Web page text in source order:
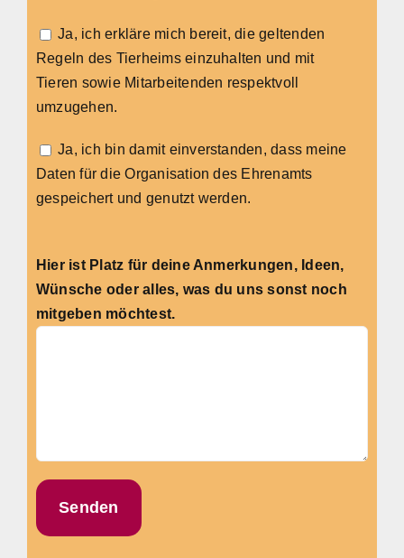
Ja, ich erkläre mich bereit, die geltenden
Regeln des Tierheims einzuhalten und mit
Tieren sowie Mitarbeitenden respektvoll
umzugehen.
Ja, ich bin damit einverstanden, dass meine
Daten für die Organisation des Ehrenamts
gespeichert und genutzt werden.
Hier ist Platz für deine Anmerkungen, Ideen,
Wünsche oder alles, was du uns sonst noch
mitgeben möchtest.